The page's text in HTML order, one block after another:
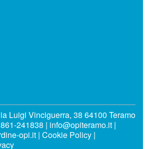
Luigi Vinciguerra, 38 64100 Teramo
241838 | info@opiteramo.it |
opi.it | Cookie Policy |